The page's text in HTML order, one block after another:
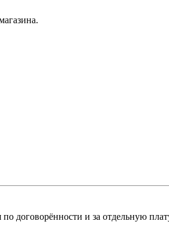
договорённости и за отдельную